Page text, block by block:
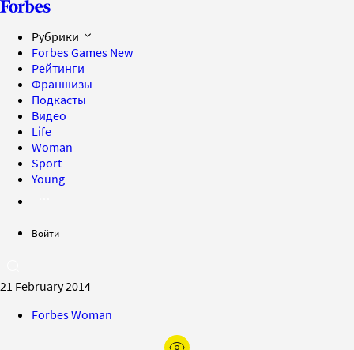
Рубрики
Forbes Games New
Рейтинги
Франшизы
Подкасты
Видео
Life
Woman
Sport
Young
Войти
21 February 2014
Forbes Woman